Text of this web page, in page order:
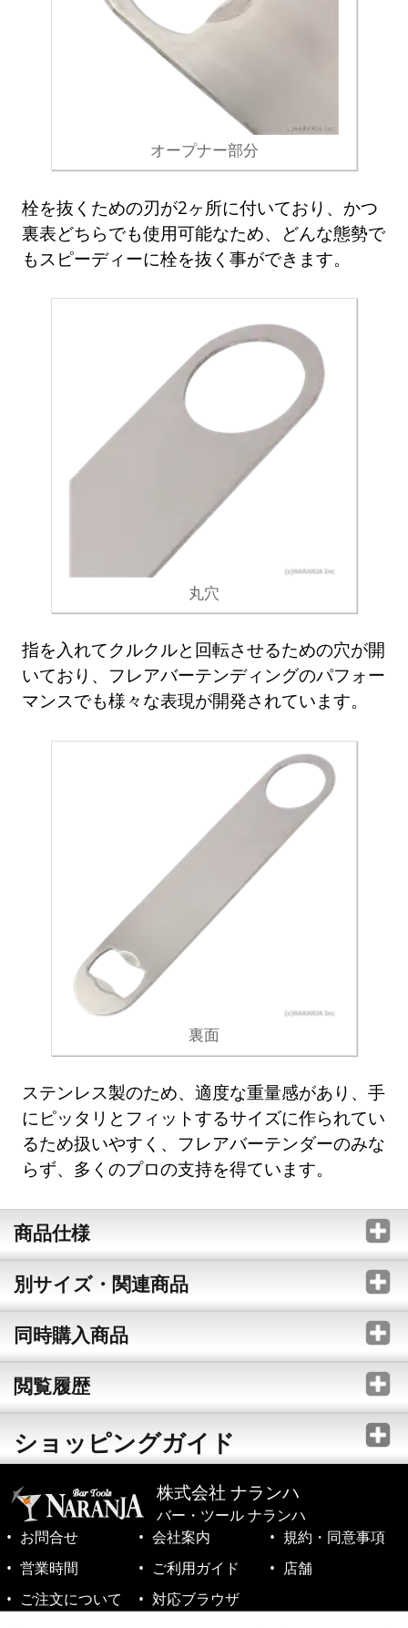
オープナー部分
栓を抜くための刃が2ヶ所に付いており、かつ
裏表どちらでも使用可能なため、どんな態勢で
もスピーディーに栓を抜く事ができます。
丸穴
指を入れてクルクルと回転させるための穴が開
いており、フレアバーテンディングのパフォー
マンスでも様々な表現が開発されています。
裏面
ステンレス製のため、適度な重量感があり、手
にピッタリとフィットするサイズに作られてい
るため扱いやすく、フレアバーテンダーのみな
らず、多くのプロの支持を得ています。
商品仕様
別サイズ・関連商品
同時購入商品
閲覧履歴
ショッピングガイド
株式会社 ナランハ
バー・ツール ナランハ
お問合せ
会社案内
規約・同意事項
営業時間
ご利用ガイド
店舗
ご注文について
対応ブラウザ